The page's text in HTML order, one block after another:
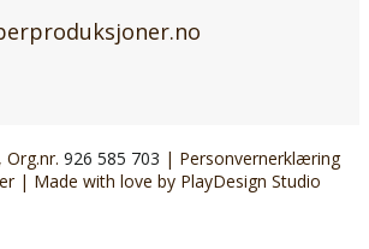
926 585 703 | Personvernerklæring
| Made with love by PlayDesign Studio